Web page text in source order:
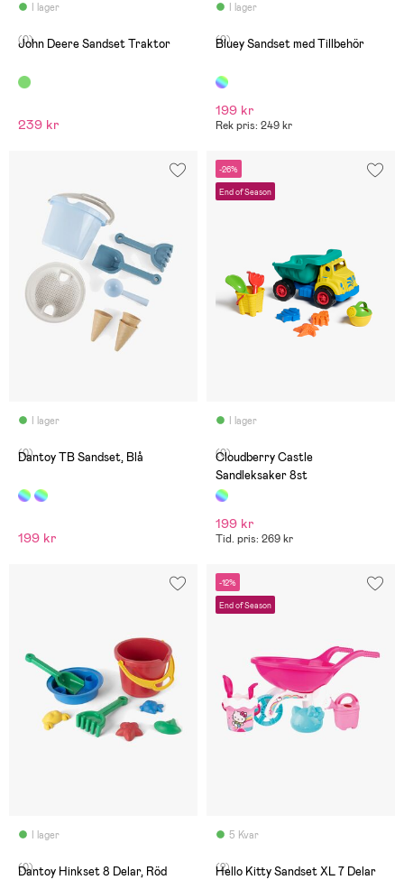
I lager
(0)
John Deere Sandset Traktor
239 kr
I lager
(0)
Bluey Sandset med Tillbehör
199 kr
Rek pris: 249 kr
I lager
(0)
Dantoy TB Sandset, Blå
199 kr
-26%
End of Season
I lager
(0)
Cloudberry Castle
Sandleksaker 8st
199 kr
Tid. pris: 269 kr
I lager
(0)
Dantoy Hinkset 8 Delar, Röd
-12%
End of Season
5 Kvar
(2)
Hello Kitty Sandset XL 7 Delar